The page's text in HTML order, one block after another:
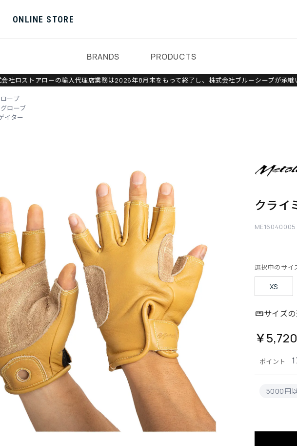
ONLINE STORE
BRANDS PRODUCTS
会社ロストアローの輸入代理店業務は2026年8月末をもって終了し、株式会社ブルーシープが承継
ーブ
ローブ
イター
クライ
ME16040005
ポイント
選択中のサイ
XS
サイズ
5000円
￥